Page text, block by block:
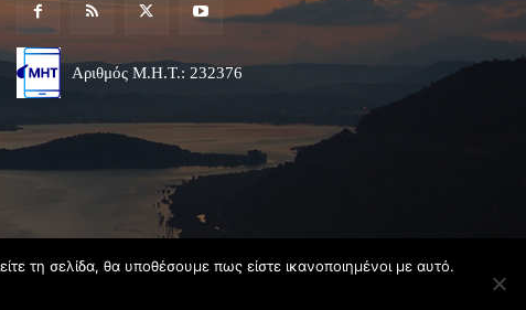
Αριθμός Μ.Η.Τ.: 232376
τη σελίδα, θα υποθέσουμε πως είστε ικανοποιημένοι με αυτό.